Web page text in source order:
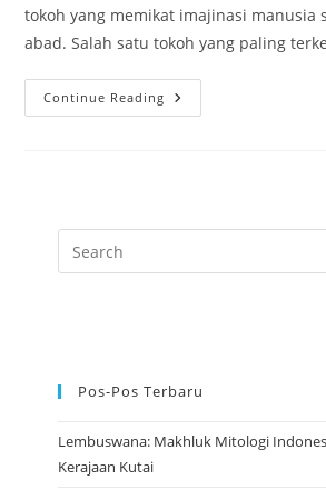
tokoh yang memikat imajinasi manusia
abad. Salah satu tokoh yang paling
Continue Reading Mitos
Medusa:
Pos-Pos Terbaru
Lembuswana: Makhluk Mitologi
Kerajaan Kutai